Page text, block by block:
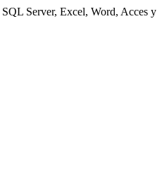
SQL Server, Excel, Word, Acces y